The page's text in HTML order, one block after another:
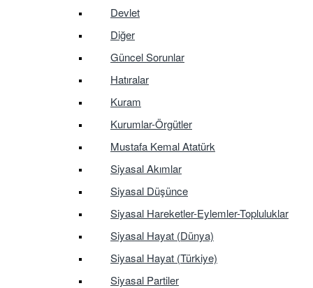
Devlet
Diğer
Güncel Sorunlar
Hatıralar
Kuram
Kurumlar-Örgütler
Mustafa Kemal Atatürk
Siyasal Akımlar
Siyasal Düşünce
Siyasal Hareketler-Eylemler-Topluluklar
Siyasal Hayat (Dünya)
Siyasal Hayat (Türkiye)
Siyasal Partiler